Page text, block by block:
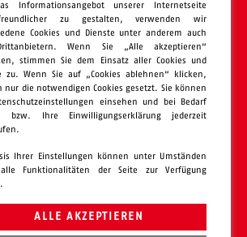
1
47-0
47-120
- 16.00 Uhr
- 13.00 Uhr
Impressum Datenschutz
Informationsangebot unserer Internetseite
zu gestalten, verwenden wir
Cookies und Dienste unter anderem auch
Wenn Sie „Alle akzeptieren“
stimmen Sie dem Einsatz aller Cookies und
zu. Wenn Sie auf „Cookies ablehnen“ klicken,
nur die notwendigen Cookies gesetzt. Sie können
einsehen und bei Bedarf
bzw. Ihre Einwilligungserklärung jederzeit
Ihrer Einstellungen können unter Umständen
Funktionalitäten der Seite zur Verfügung
ALLE AKZEPTIEREN